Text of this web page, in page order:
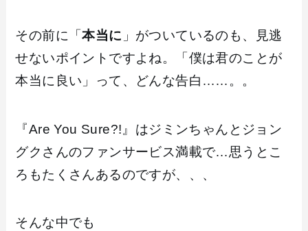
その前に「本当に 」がついているのも、見逃
せないポイントですよね。「僕は君のことが
本当に良い」って、どんな告白……。。
『Are You Sure?!』はジミンちゃんとジョン
グクさんのファンサービス満載で…思うとこ
ろもたくさんあるのですが、、、
そんな中でも